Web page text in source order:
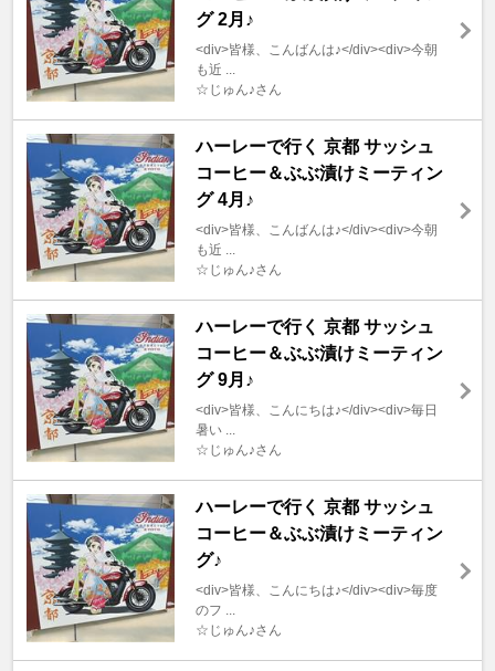
グ 2月♪
<div>皆様、こんばんは♪</div><div>今朝
も近 ...
☆じゅん♪さん
ハーレーで行く 京都 サッシュ
コーヒー＆ぶぶ漬けミーティン
グ 4月♪
<div>皆様、こんばんは♪</div><div>今朝
も近 ...
☆じゅん♪さん
ハーレーで行く 京都 サッシュ
コーヒー＆ぶぶ漬けミーティン
グ 9月♪
<div>皆様、こんにちは♪</div><div>毎日
暑い ...
☆じゅん♪さん
ハーレーで行く 京都 サッシュ
コーヒー＆ぶぶ漬けミーティン
グ♪
<div>皆様、こんにちは♪</div><div>毎度
のフ ...
☆じゅん♪さん